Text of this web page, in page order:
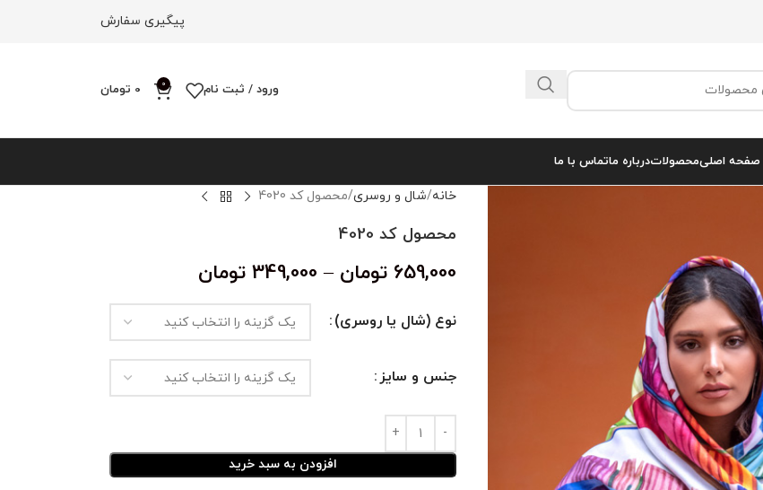
پیگیری سفارش
ورود / ثبت نام 0
0 تومان
صفحه اصلیمحصولاتدرباره ماتماس با ما
خانه شال و روسری محصول کد 4020
محصول کد 4020
659,000 تومان –
349,000 تومان
نوع (شال یا روسری)
جنس و سایز
افزودن به سبد خرید